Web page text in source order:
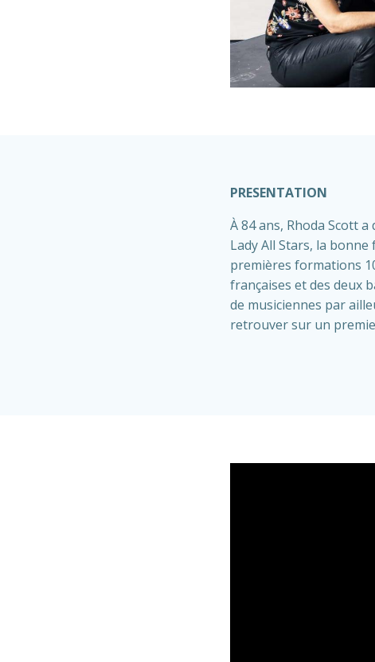
PRESENTATION
À 84 ans, Rhoda Scott
Lady All Stars, la
premières formations
françaises et des deux
de musiciennes par
retrouver sur un